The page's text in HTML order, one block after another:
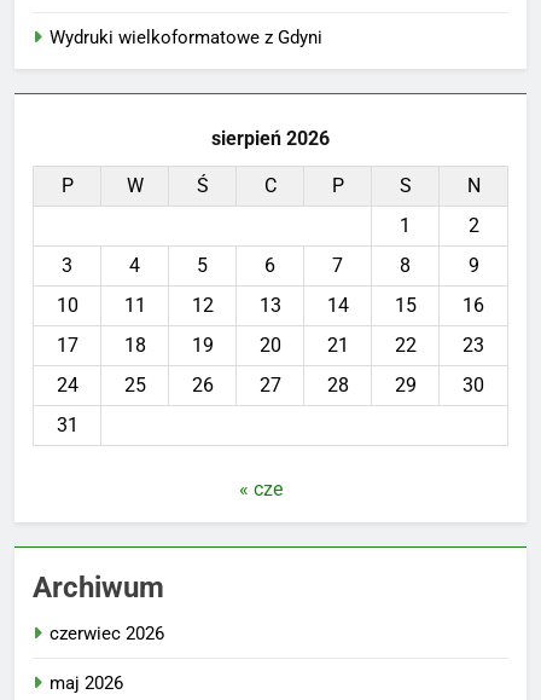
Wydruki wielkoformatowe z Gdyni
sierpień 2026
P W Ś C P S
N
1
2
3
4 5 6 7 8
9
10
11 12 13 14 15
16
17
18 19 20 21 22
23
24
25 26 27 28 29
30
31
« cze
Archiwum
czerwiec 2026
maj 2026